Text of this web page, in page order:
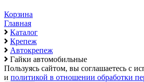
Корзина
Главная
Каталог
Крепеж
Автокрепеж
Гайки автомобильные
Пользуясь сайтом, вы соглашаетесь с
и политикой в отношении обработки